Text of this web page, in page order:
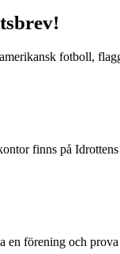
fotboll,
finns på
en förening och prova